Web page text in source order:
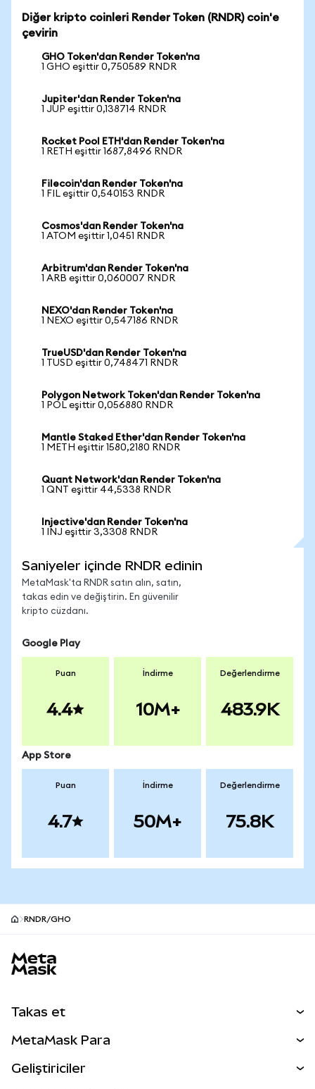
Diğer kripto coinleri Render Token (RNDR) coin'e
çevirin
GHO Token'dan Render Token'na
1 GHO eşittir 0,750589 RNDR
Jupiter'dan Render Token'na
1 JUP eşittir 0,138714 RNDR
Rocket Pool ETH'dan Render Token'na
1 RETH eşittir 1687,8496 RNDR
Filecoin'dan Render Token'na
1 FIL eşittir 0,540153 RNDR
Cosmos'dan Render Token'na
1 ATOM eşittir 1,0451 RNDR
Arbitrum'dan Render Token'na
1 ARB eşittir 0,060007 RNDR
NEXO'dan Render Token'na
1 NEXO eşittir 0,547186 RNDR
TrueUSD'dan Render Token'na
1 TUSD eşittir 0,748471 RNDR
Polygon Network Token'dan Render Token'na
1 POL eşittir 0,056880 RNDR
Mantle Staked Ether'dan Render Token'na
1 METH eşittir 1580,2180 RNDR
Quant Network'dan Render Token'na
1 QNT eşittir 44,5338 RNDR
Injective'dan Render Token'na
1 INJ eşittir 3,3308 RNDR
Saniyeler içinde RNDR edinin
MetaMask'ta RNDR satın alın, satın,
takas edin ve değiştirin. En güvenilir
kripto cüzdanı.
Google Play
Puan
4.4
İndirme
10M+
Değerlendirme
483.9K
App Store
Puan
4.7
İndirme
50M+
Değerlendirme
75.8K
RNDR/GHO
Takas et
Perps
MetaMask Para
Geliştiriciler